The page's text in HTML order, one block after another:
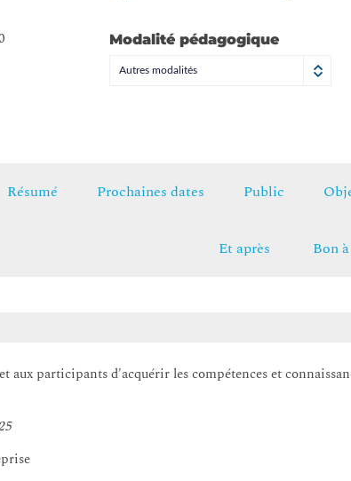
Modalité pédagogique
Autres modalités
Résumé Prochaines dates Public
Et après Bon
aux participants d'acquérir les compétences et